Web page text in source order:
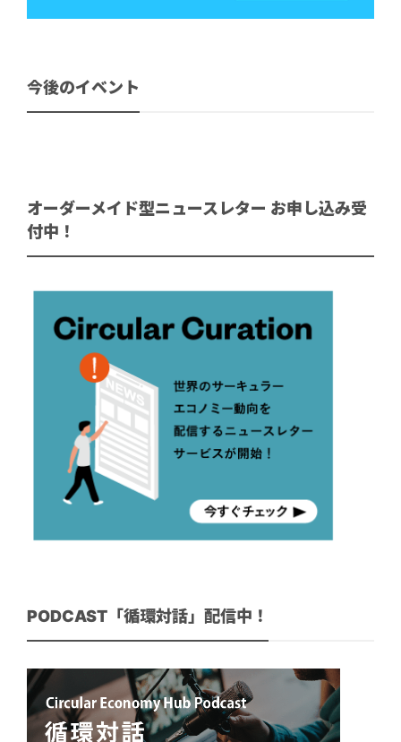
今後のイベント
オーダーメイド型ニュースレター お申し込み受
付中！
PODCAST「循環対話」配信中！